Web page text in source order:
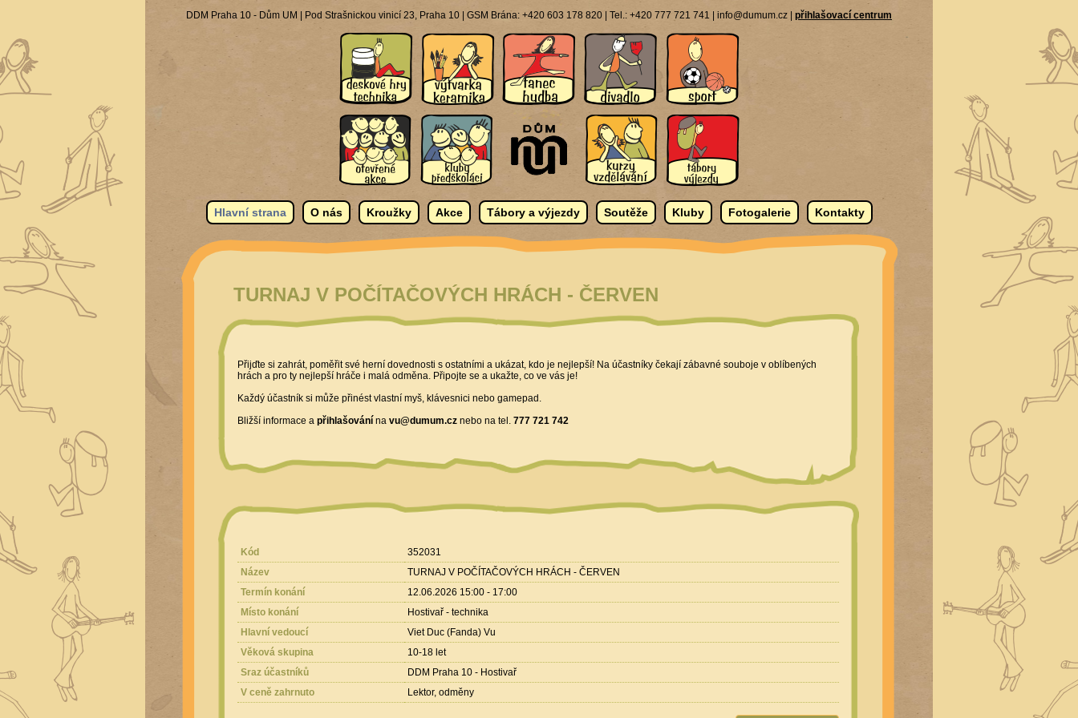
DDM Praha 10 - Dům UM | Pod Strašnickou vinicí 23, Praha 10 | GSM Brána: +420 603 178 820 | Tel.: +420 777 721 741 | info@dumum.cz | přihlašovací centrum
Hlavní strana O nás Kroužky Akce Tábory a výjezdy Soutěže Kluby Fotogalerie Kontakty
TURNAJ V POČÍTAČOVÝCH HRÁCH - ČERVEN
Přijďte si zahrát, poměřit své herní dovednosti s ostatními a ukázat, kdo je nejlepší! Na účastníky čekají zábavné souboje v oblíbených
hrách a pro ty nejlepší hráče i malá odměna. Připojte se a ukažte, co ve vás je!
Každý účastník si může přinést vlastní myš, klávesnici nebo gamepad.
Bližší informace a přihlašování na vu@dumum.cz nebo na tel. 777 721 742
Kód
352031
Název
TURNAJ V POČÍTAČOVÝCH HRÁCH - ČERVEN
Termín konání
12.06.2026 15:00 - 17:00
Místo konání
Hostivař - technika
Hlavní vedoucí
Viet Duc (Fanda) Vu
Věková skupina
10-18 let
Sraz účastníků
DDM Praha 10 - Hostivař
V ceně zahrnuto
Lektor, odměny